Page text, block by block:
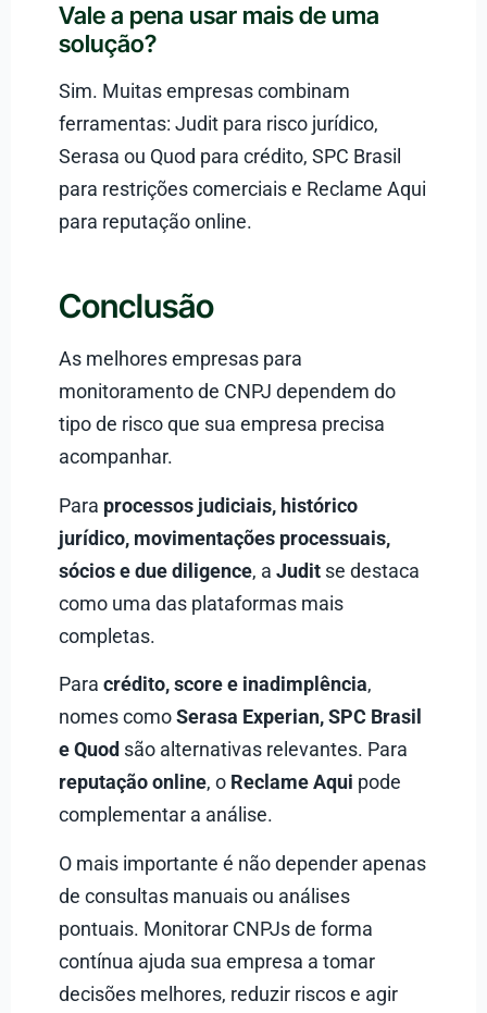
Vale a pena usar mais de uma
solução?
Sim. Muitas empresas combinam
ferramentas: Judit para risco jurídico,
Serasa ou Quod para crédito, SPC Brasil
para restrições comerciais e Reclame Aqui
para reputação online.
Conclusão
As melhores empresas para
monitoramento de CNPJ dependem do
tipo de risco que sua empresa precisa
acompanhar.
Para processos judiciais, histórico
jurídico, movimentações processuais,
sócios e due diligence, a Judit se destaca
como uma das plataformas mais
completas.
Para crédito, score e inadimplência,
nomes comoSerasa Experian, SPC Brasil
e Quod são alternativas relevantes. Para
reputação online, o Reclame Aqui pode
complementar a análise.
O mais importante é não depender apenas
de consultas manuais ou análises
pontuais. Monitorar CNPJs de forma
contínua ajuda sua empresa a tomar
decisões melhores, reduzir riscos e agir